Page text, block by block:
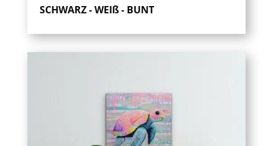
SCHWARZ - WEIß - BUNT